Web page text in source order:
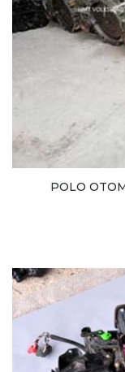
POLO